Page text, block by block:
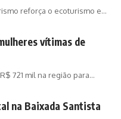
reforça o ecoturismo e…
vítimas de
721 mil na região para…
na Baixada Santista